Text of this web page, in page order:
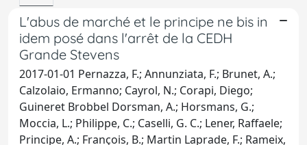
L'abus de marché et le principe ne bis in
idem posé dans l'arrêt de la CEDH
Grande Stevens
2017-01-01 Pernazza, F.; Annunziata, F.; Brunet, A.;
Calzolaio, Ermanno; Cayrol, N.; Corapi, Diego;
Guineret Brobbel Dorsman, A.; Horsmans, G.;
Moccia, L.; Philippe, C.; Caselli, G. C.; Lener, Raffaele;
Principe, A.; François, B.; Martin Laprade, F.; Rameix,